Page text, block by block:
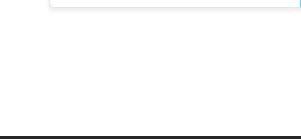
wpisach